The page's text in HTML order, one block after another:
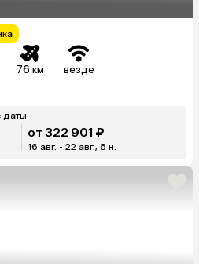
76 км везде
даты
от 322 901 ₽
16 авг. - 22 авг., 6 н.